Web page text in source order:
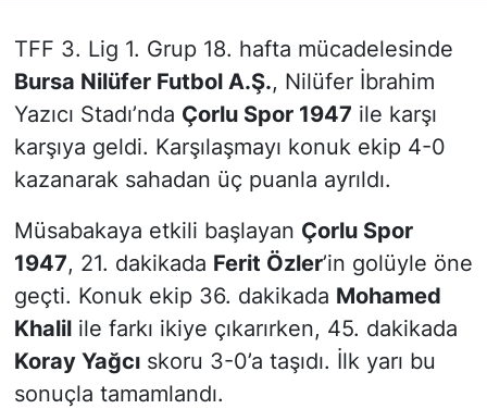
TFF 3. Lig 1. Grup 18. hafta mücadelesinde
Bursa Nilüfer Futbol A.Ş., Nilüfer İbrahim
Yazıcı Stadı’nda Çorlu Spor 1947 ile karşı
karşıya geldi. Karşılaşmayı konuk ekip 4-0
kazanarak sahadan üç puanla ayrıldı.
Müsabakaya etkili başlayan Çorlu Spor
1947, 21. dakikada Ferit Özler’in golüyle öne
geçti. Konuk ekip 36. dakikada Mohamed
Khalilile farkı ikiye çıkarırken, 45. dakikada
Koray Yağcıskoru 3-0’a taşıdı. İlk yarı bu
sonuçla tamamlandı.